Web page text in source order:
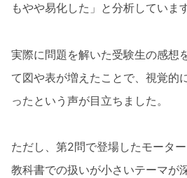
もやや易化した」と分析しています
実際に問題を解いた受験生の感想
て図や表が増えたことで、視覚的
ったという声が目立ちました。
ただし、第2問で登場したモーター
教科書での扱いが小さいテーマが